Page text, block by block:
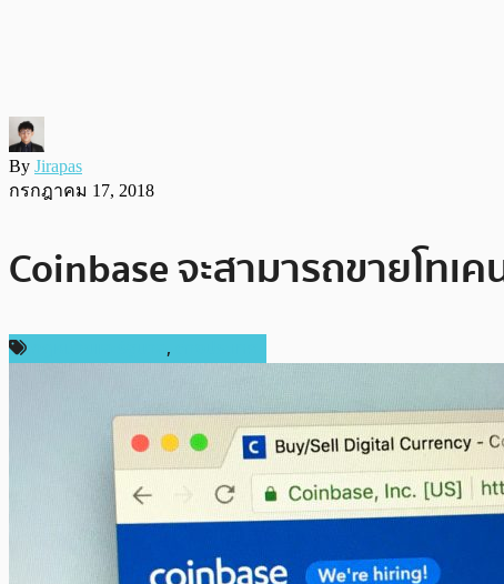
By Jirapas
กรกฎาคม 17, 2018
Coinbase จะสามารถขายโท
,